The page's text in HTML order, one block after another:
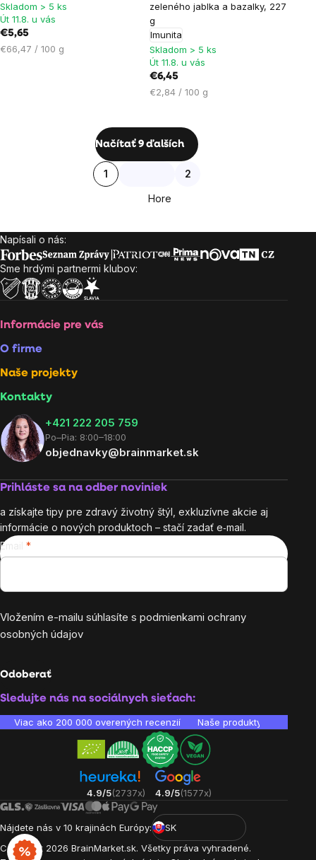
Skladom > 5 ks
Út 11.8. u vás
€5,65
Jednotková
€66,47 / 100 g
zeleného jablka a bazalky, 227
g
Imunita
Skladom > 5 ks
Út 11.8. u vás
€6,45
Jednotková
€2,84 / 100 g
Ovládacie
výpisu
Načítať 9 ďalších
Stránkovanie
1 2
Hore
Zápätie
Napísali o nás:
Sme hrdými partnermi klubov:
Informácie pre vás
O firme
Naše projekty
Kontakty
+421 222 205 759
Po–Pia: 8:00–18:00
objednavky@brainmarket.sk
Prihláste sa na odber noviniek
a získajte tipy pre zdravý životný štýl, exkluzívne akcie aj
informácie o nových produktoch – stačí zadať e‑mail.
Email
Vložením e-mailu súhlasíte s podmienkami ochrany
osobných údajov
Odoberať
Sledujte nás na sociálnych sieťach:
Viac ako 200 000 overených recenzií Naše produkty sú
4.9/5(2737x) 4.9/5(1577x)
Nájdete nás v 10 krajinách Európy:
SK
Copyright 2026 BrainMarket.sk. Všetky práva vyhradené.